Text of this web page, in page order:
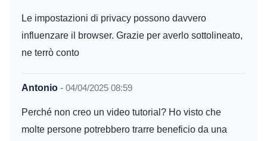
Le impostazioni di privacy possono davvero
influenzare il browser. Grazie per averlo sottolineato,
ne terrò conto
Antonio - 04/04/2025 08:59
Perché non creo un video tutorial? Ho visto che
molte persone potrebbero trarre beneficio da una